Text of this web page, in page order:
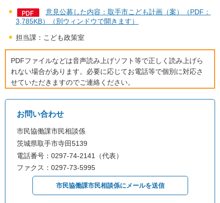
意見公募した内容：取手市こども計画（案）（PDF：
3,785KB）（別ウィンドウで開きます）
担当課：こども政策室
PDFファイルなどは音声読み上げソフト等で正しく読み上げら
れない場合があります。必要に応じてお電話等で個別に対応さ
せていただきますのでご連絡ください。
お問い合わせ
市民協働課市民相談係
茨城県取手市寺田5139
電話番号：0297-74-2141（代表）
ファクス：0297-73-5995
市民協働課市民相談係にメールを送信